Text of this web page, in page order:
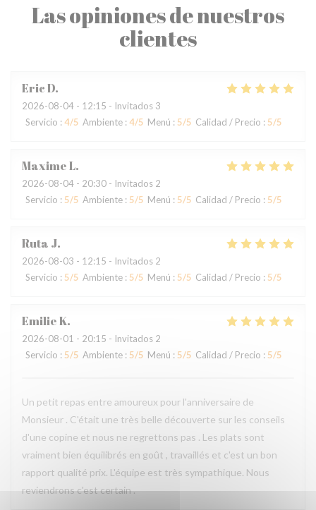
Las opiniones de nuestros
clientes
EricD
2026-08-04 - 12:15 - Invitados 3
Servicio : 4/5 Ambiente : 4/5 Menú : 5/5 Calidad / Precio : 5/5
MaximeL
2026-08-04 - 20:30 - Invitados 2
Servicio : 5/5 Ambiente : 5/5 Menú : 5/5 Calidad / Precio : 5/5
Ruta J
2026-08-03 - 12:15 - Invitados 2
Servicio : 5/5 Ambiente : 5/5 Menú : 5/5 Calidad / Precio : 5/5
EmilieK
2026-08-01 - 20:15 - Invitados 2
Servicio : 5/5 Ambiente : 5/5 Menú : 5/5 Calidad / Precio : 5/5
Un petit repas entre amoureux pour l'anniversaire de
Monsieur . C'était une très belle découverte sur les conseils
d'une copine et nous ne regrettons pas . Les plats sont
vraiment bien équilibrés en goût , travaillés et c'est un bon
rapport qualité prix. L'équipe est très sympathique. Nous
reviendrons c'est certain .